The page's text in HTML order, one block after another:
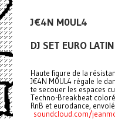
J€4N M0UL4
DJ SET EURO
Haute figure de la
J€4N M0UL4 régale le
te secouer les espaces
Techno-Breakbeat
RnB et eurodance,
soundcloud.com/